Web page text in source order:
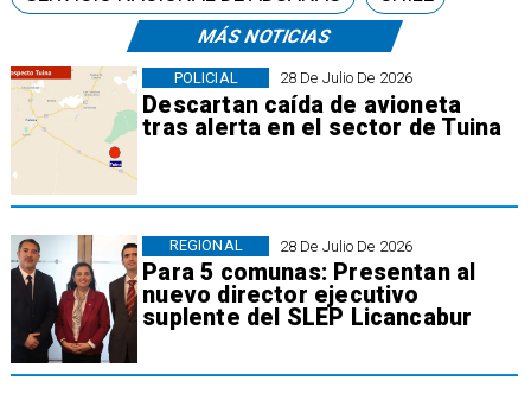
MÁS NOTICIAS
28 De Julio De 2026
Descartan caída de avioneta
tras alerta en el sector de Tuina
POLICIAL
28 De Julio De 2026
Para 5 comunas: Presentan al
nuevo director ejecutivo
suplente del SLEP Licancabur
REGIONAL